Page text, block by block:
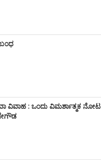
ವಿವಾಹ : ಒಂದು ವಿಮರ್ಶಾತ್ಮಕ ನೋಟ